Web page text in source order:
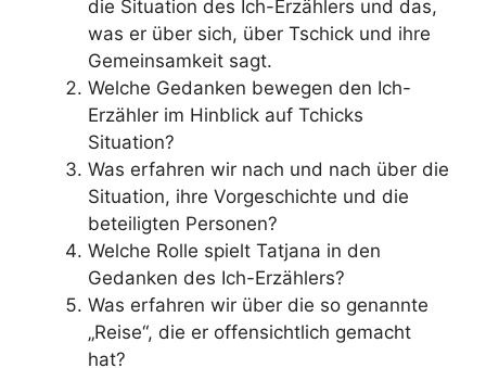
die Situation des Ich-Erzählers und das,
was er über sich, über Tschick und ihre
Gemeinsamkeit sagt.
Welche Gedanken bewegen den Ich-
Erzähler im Hinblick auf Tchicks
Situation?
Was erfahren wir nach und nach über die
Situation, ihre Vorgeschichte und die
beteiligten Personen?
Welche Rolle spielt Tatjana in den
Gedanken des Ich-Erzählers?
Was erfahren wir über die so genannte
„Reise“, die er offensichtlich gemacht
hat?